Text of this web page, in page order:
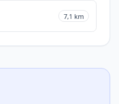
7,1 km